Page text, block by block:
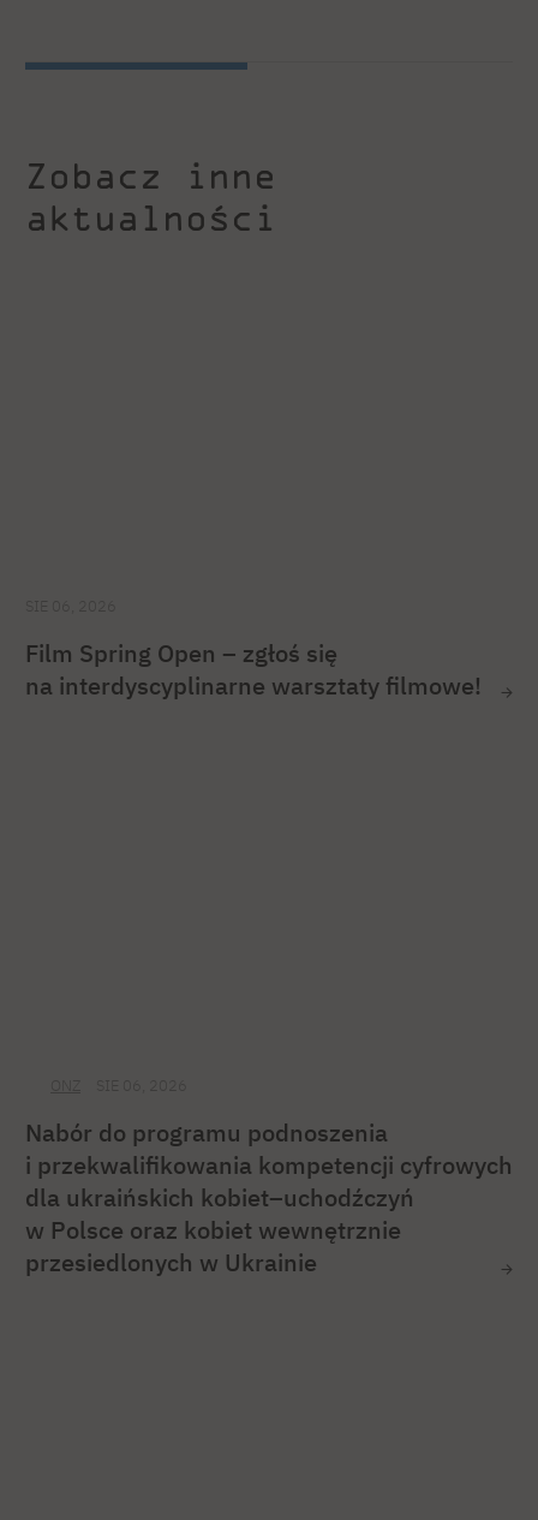
Zobacz inne
aktualności
Film Spring Open – zgłoś się
na interdyscyplinarne warsztaty filmowe!
Nabór do programu podnoszenia
i przekwalifikowania kompetencji cyfrowych
dla ukraińskich kobiet–uchodźczyń
w Polsce oraz kobiet wewnętrznie
przesiedlonych w Ukrainie